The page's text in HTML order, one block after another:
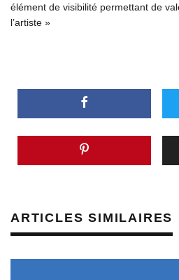
élément de visibilité permettant de
l’artiste »
ARTICLES SIMILAIRES